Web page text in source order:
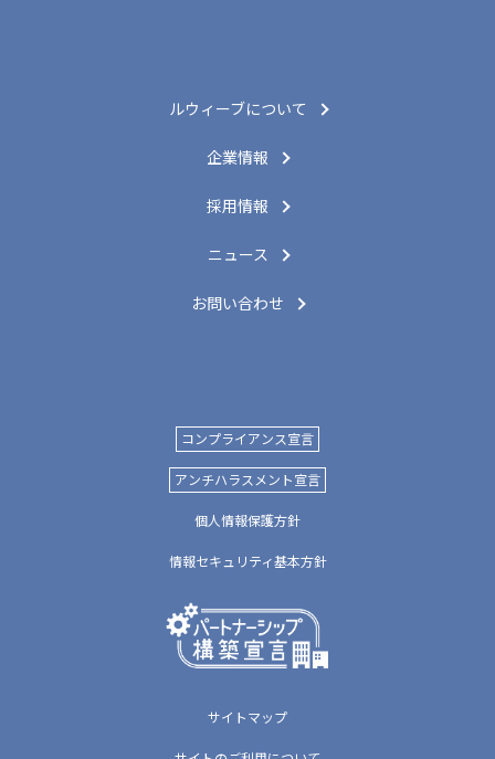
ルウィーブについて
企業情報
採用情報
ニュース
お問い合わせ
コンプライアンス宣言
アンチハラスメント宣言
個人情報保護方針
情報セキュリティ基本方針
サイトマップ